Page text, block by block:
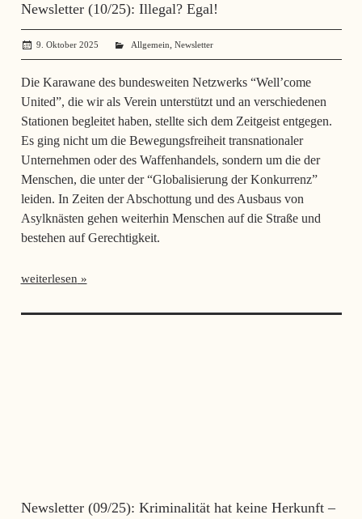
Newsletter (10/25): Illegal? Egal!
9. Oktober 2025 administrator
Allgemein, Newsletter
Die Karawane des bundesweiten Netzwerks “Well’come
United”, die wir als Verein unterstützt und an verschiedenen
Stationen begleitet haben, stellte sich dem Zeitgeist entgegen.
Es ging nicht um die Bewegungsfreiheit transnationaler
Unternehmen oder des Waffenhandels, sondern um die der
Menschen, die unter der “Globalisierung der Konkurrenz”
leiden. In Zeiten der Abschottung und des Ausbaus von
Asylknästen gehen weiterhin Menschen auf die Straße und
bestehen auf Gerechtigkeit.
weiterlesen
Newsletter (09/25): Kriminalität hat keine Herkunft –